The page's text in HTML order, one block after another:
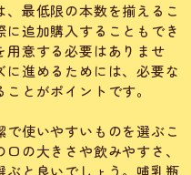
最低限の本数を揃えるこ
追加購入することもでき
用意する必要はありませ
進めるためには、必要な
とがポイントです。
使いやすいものを選ぶこ
の大きさや飲みやすさ、